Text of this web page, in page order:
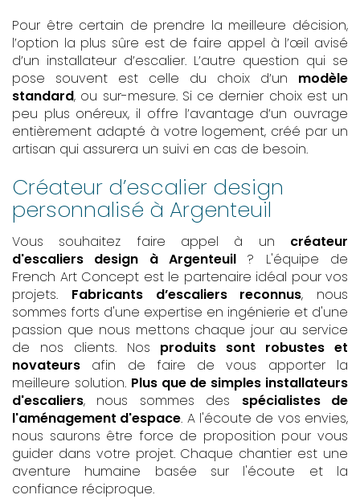
Pour être certain de prendre la meilleure décision,
l’option la plus sûre est de faire appel à l’œil avisé
d’un installateur d’escalier. L’autre question qui se
pose souvent est celle du choix d’un modèle
standard, ou sur-mesure. Si ce dernier choix est un
peu plus onéreux, il offre l’avantage d’un ouvrage
entièrement adapté à votre logement, créé par un
artisan qui assurera un suivi en cas de besoin.
Créateur d’escalier design
personnalisé à Argenteuil
Vous souhaitez faire appel à un créateur
d'escaliers design à Argenteuil ? L'équipe de
French Art Concept est le partenaire idéal pour vos
projets. Fabricants d’escaliers reconnus, nous
sommes forts d'une expertise en ingénierie et d'une
passion que nous mettons chaque jour au service
de nos clients. Nos produits sont robustes et
novateurs afin de faire de vous apporter la
meilleure solution. Plus que de simples installateurs
d'escaliers, nous sommes des spécialistes de
l'aménagement d'espace. A l'écoute de vos envies,
nous saurons être force de proposition pour vous
guider dans votre projet. Chaque chantier est une
aventure humaine basée sur l'écoute et la
confiance réciproque.